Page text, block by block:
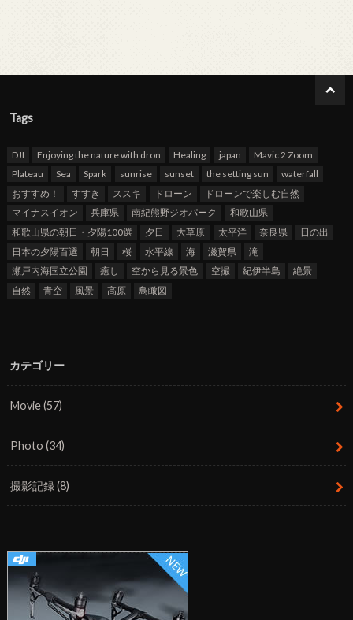
Tags
DJI Enjoying the nature with dron Healing japan
Mavic 2 Zoom
Plateau
Sea Spark sunrise sunset the setting sun
waterfall
おすすめ！
すすき ススキ ドローン
ドローンで楽しむ自然
マイナスイオン
兵庫県 南紀熊野ジオパーク
和歌山県
和歌山県の朝日・夕陽100選
夕日 大草原 太平洋 奈良県
日の出
日本の夕陽百選
朝日 桜 水平線 海 滋賀県
滝
瀬戸内海国立公園
癒し 空から見る景色 空撮 紀伊半島
絶景
自然
青空 風景 高原 鳥瞰図
カテゴリー
Movie(57)
Photo(34)
撮影記録(8)